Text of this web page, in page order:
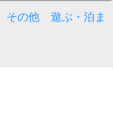
その他 遊ぶ・泊ま